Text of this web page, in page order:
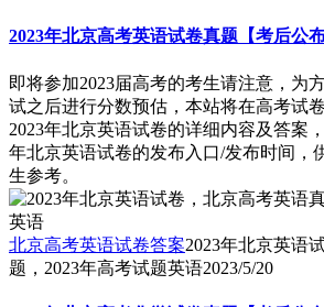
2023年北京高考英语试卷真题【考后公布
即将参加2023届高考的考生请注意，为
试之后进行分数预估，本站将在高考试
2023年北京英语试卷的详细内容及答案
年北京英语试卷的发布入口/发布时间，
生参考。
北京高考英语试卷答案2023年北京英语
题，2023年高考试题英语2023/5/20